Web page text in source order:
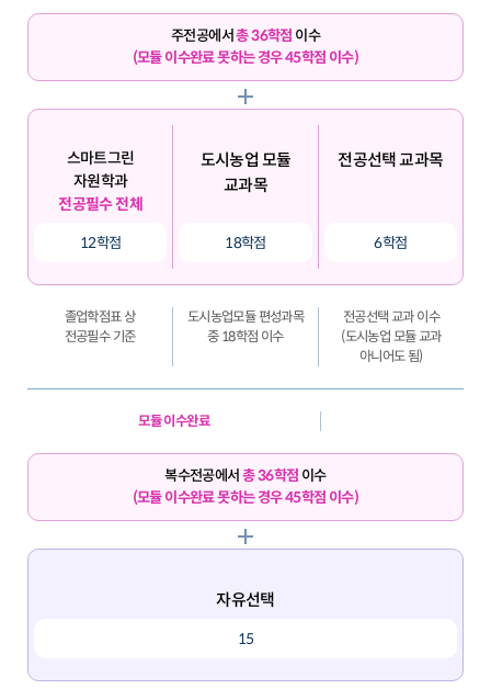
주전공에서총 36학점 이수
(모듈 이수완료 못하는 경우 45학점 이수)
스마트그린
자원학과
전공필수 전체
12학점
도시농업 모듈
교과목
18학점
전공선택 교과목
6학점
졸업학점표 상
전공필수 기준
도시농업모듈 편성과목
중 18학점 이수
전공선택 교과 이수
(도시농업 모듈 교과
아니어도 됨)
모듈 이수완료
복수전공에서총 36학점 이수
(모듈 이수완료 못하는 경우 45학점 이수)
자유선택
15